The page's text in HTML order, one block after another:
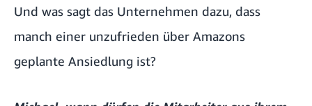
Und was sagt das Unternehmen dazu, dass
manch einer unzufrieden über Amazons
geplante Ansiedlung ist?